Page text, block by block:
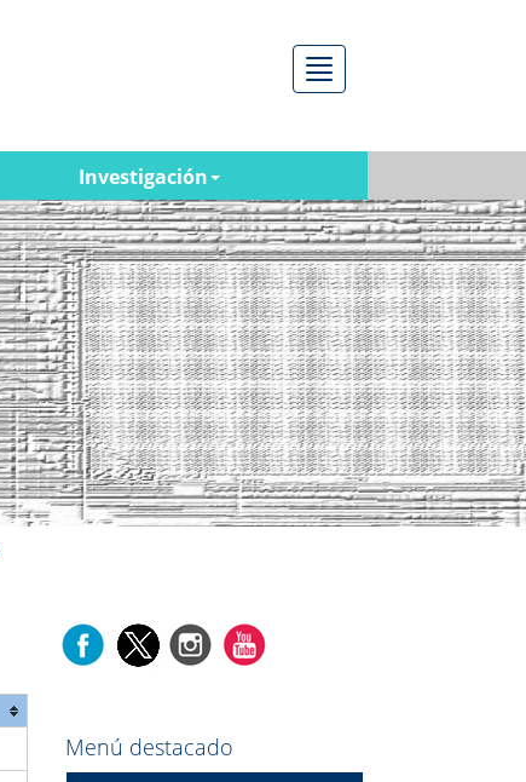
Menú
Investigación
Menú destacado